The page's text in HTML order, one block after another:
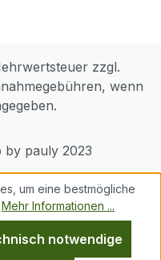
zzgl.
wenn
pauly 2023
um eine bestmögliche
Mehr Informationen ...
notwendige